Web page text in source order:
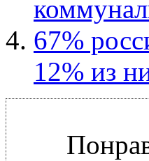
67%
12% из